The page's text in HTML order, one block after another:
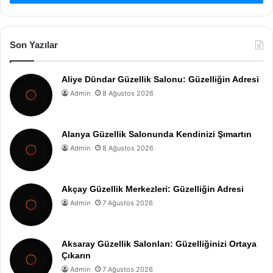
Son Yazılar
Aliye Dündar Güzellik Salonu: Güzelliğin Adresi
Admin 8 Ağustos 2026
Alanya Güzellik Salonunda Kendinizi Şımartın
Admin 8 Ağustos 2026
Akçay Güzellik Merkezleri: Güzelliğin Adresi
Admin 7 Ağustos 2026
Aksaray Güzellik Salonları: Güzelliğinizi Ortaya
Çıkarın
Admin 7 Ağustos 2026